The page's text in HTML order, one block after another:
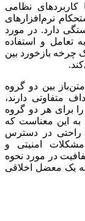
کاربردهای نظامی
نرم‌افزارهای
دارد. در مورد
تعامل و استفاده
چرخه بازخورد بین
بین دو گروه
متفاوتی دارند،
برای هر دو گروه
به این معناست که
راحتی در دسترس
امنیتی و
در مورد نحوه
به یک معضل اخلاقی